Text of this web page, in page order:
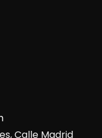
Calle Madrid